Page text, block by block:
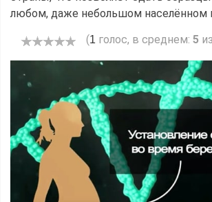
любом, даже небольшом населённом
(1 голос, в среднем: 5